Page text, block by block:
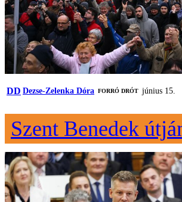
DD Dezse-Zelenka Dóra FORRÓ DRÓT június 15.
Szent Benedek